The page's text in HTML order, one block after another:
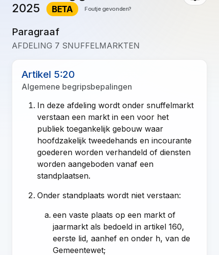
2025
BETA Foutje gevonden?
Paragraaf
AFDELING 7 SNUFFELMARKTEN
Artikel 5:20
Algemene begripsbepalingen
In deze afdeling wordt onder snuffelmarkt
verstaan een markt in een voor het
publiek toegankelijk gebouw waar
hoofdzakelijk tweedehands en incourante
goederen worden verhandeld of diensten
worden aangeboden vanaf een
standplaatsen.
Onder standplaats wordt niet verstaan:
een vaste plaats op een markt of
jaarmarkt als bedoeld in artikel 160,
eerste lid, aanhef en onder h, van de
Gemeentewet;